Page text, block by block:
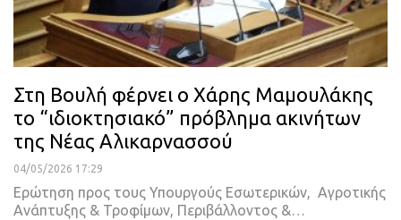
Στη Βουλή φέρνει ο Χάρης Μαμουλάκης
το “ιδιοκτησιακό” πρόβλημα ακινήτων
της Νέας Αλικαρνασσού
04/05/2026 17:29
Ερώτηση προς τους Υπουργούς Εσωτερικών, Αγροτικής
Ανάπτυξης & Τροφίμων, Περιβάλλοντος &…